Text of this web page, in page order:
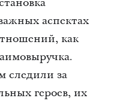
аспектах
как
следили за
героев, их